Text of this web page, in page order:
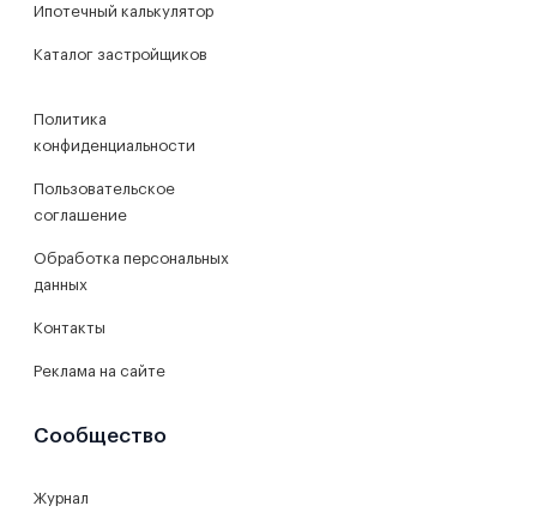
Ипотечный калькулятор
Каталог застройщиков
Политика
конфиденциальности
Пользовательское
соглашение
Обработка персональных
данных
Контакты
Реклама на сайте
Сообщество
Журнал